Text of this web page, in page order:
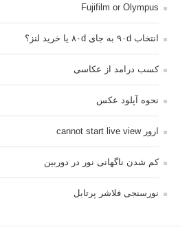
Fujifilm or Olympus
انتخاب ۹۰d به جای ۸۰d یا خرید لنز؟
کسب درامد از عکاسی
نحوه آپلود عکس
ارور cannot start live view
کم شدن ناگهانی نور در دوربین
نورسنجی فلاشر پرتابل